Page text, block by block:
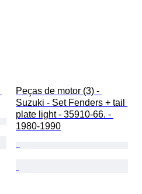
Peças de motor (3) -
Suzuki - Set Fenders + tail
plate light - 35910-66. -
1980-1990